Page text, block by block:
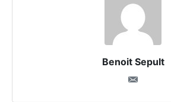
Benoit Sepult